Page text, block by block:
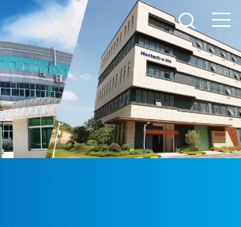
